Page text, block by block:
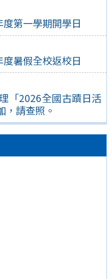
第一學期開學日
暑假全校返校日
「2026全國古蹟日活
，請查照。